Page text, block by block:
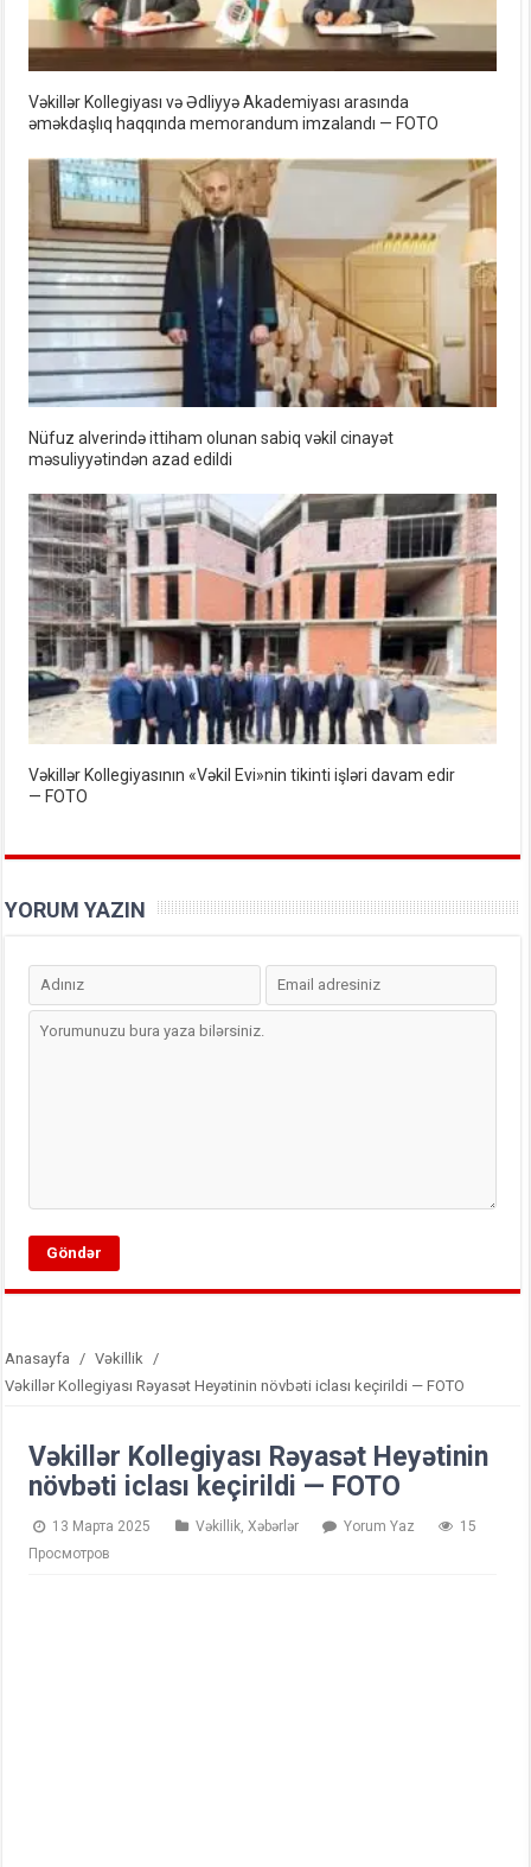
Vəkillər Kollegiyası və Ədliyyə Akademiyası arasında
əməkdaşlıq haqqında memorandum imzalandı — FOTO
Nüfuz alverində ittiham olunan sabiq vəkil cinayət
məsuliyyətindən azad edildi
Vəkillər Kollegiyasının «Vəkil Evi»nin tikinti işləri davam edir
— FOTO
YORUM YAZIN
Anasayfa / Vəkillik
/
Vəkillər Kollegiyası Rəyasət Heyətinin növbəti iclası keçirildi — FOTO
Vəkillər Kollegiyası Rəyasət Heyətinin
növbəti iclası keçirildi — FOTO
13 Марта 2025 Vəkillik ,Xəbərlər Yorum Yaz
15
Просмотров